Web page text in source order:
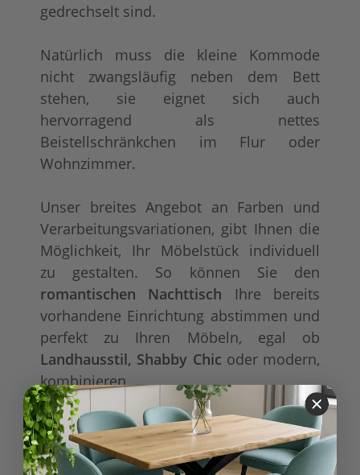
gedrechselt sind.
Natürlich muss die kleine Kommode
nicht zwangsläufig neben dem Bett
stehen, sie eignet sich auch
hervorragend als nettes
Beistellschränkchen im Flur oder
Wohnzimmer.
Unser breites Angebot an Farben und
Verarbeitungsvariationen, gibt Ihnen die
Möglichkeit, Ihr Möbelstück individuell
zu gestalten. So können Sie den
romantischen Nachttisch Ihre bereits
vorhandene Einrichtung abstimmen und
perfekt zu Ihren Möbeln, egal ob
Landhausstil, Shabby Chic oder modern,
kombinieren.
Produkteigenschaft
Wert
Lieferung: aufgebaut
Möbel
Möbel wird aufgebaut